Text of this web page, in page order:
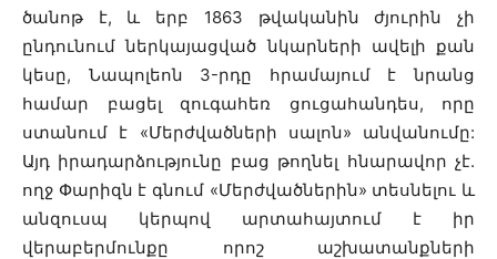
ծանոթ է, և երբ 1863 թվականին ժյուրին չի
ընդունում ներկայացված նկարների ավելի քան
կեսը, Նապոլեոն 3-րդը հրամայում է նրանց
համար բացել զուգահեռ ցուցահանդես, որը
ստանում է «Մերժվածների սալոն» անվանումը:
Այդ իրադարձությունը բաց թողնել հնարավոր չէ.
ողջ Փարիզն է գնում «Մերժվածներին» տեսնելու և
անզուսպ կերպով արտահայտում է իր
վերաբերմունքը որոշ աշխատանքների